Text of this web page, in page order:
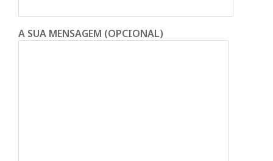
A SUA MENSAGEM (OPCIONAL)